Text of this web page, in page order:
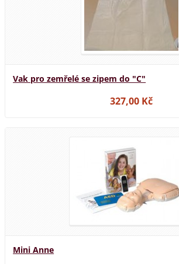
Vak pro zemřelé se zipem do "C"
327,00 Kč
Mini Anne